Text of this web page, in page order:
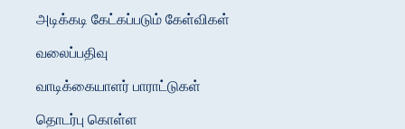
அடிக்கடி கேட்கப்படும் கேள்விகள்
வலைப்பதிவு
வாடிக்கையாளர் பாராட்டுகள்
தொடர்பு கொள்ள